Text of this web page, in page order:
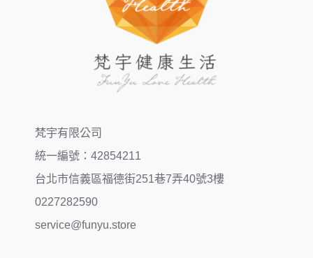
梵宇有限公司
統一編號：42854211
台北市信義區福德街251巷7弄40號3樓
0227282590
service@funyu.store